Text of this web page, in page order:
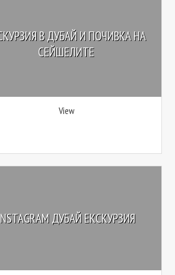
В ДУБАЙ И ПОЧИВКА НА
СЕЙШЕЛИТЕ
View
ДУБАЙ ЕКСКУРЗИЯ